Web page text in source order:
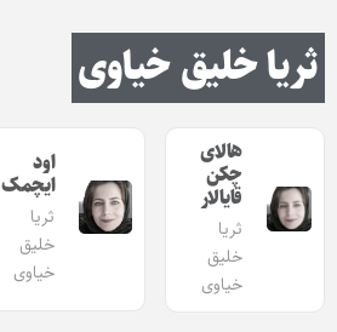
ثریا خلیق خیاوی
هالای
چکن
قایالار
ثریا
خلیق
خیاوی
اود
ایچمک
ثریا
خلیق
خیاوی